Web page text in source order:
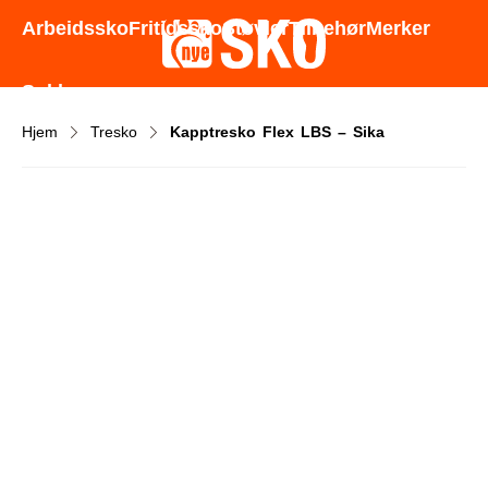
Godt utvalg - Gode priser - Rask levering
ArbeidsskoFritidsskoStøvlerTilbehørMerker
Sokker
Hjem Tresko Kapptresko Flex LBS – Sika